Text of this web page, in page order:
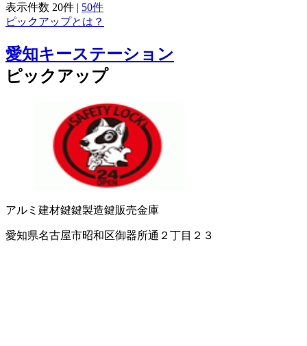
表示件数 20件 | 50件
ピックアップとは？
愛知キーステーション
ピックアップ
アルミ建材鍵鍵製造鍵販売金庫
愛知県名古屋市昭和区御器所通２丁目２３